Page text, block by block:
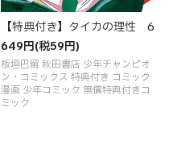
【特典付き】タイカの理性 6
649円(税59円)
板垣巴留 秋田書店 少年チャンピオ
ン・コミックス 特典付き コミック
漫画 少年コミック 無償特典付きコ
ミック